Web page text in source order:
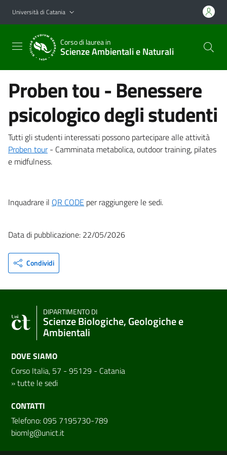
Vai al contenuto principale
Vai al menu di navigazione
Università di Catania
Corso di laurea in
Scienze Ambientali e Naturali
Proben tou - Benessere
psicologico degli studenti
Tutti gli studenti interessati possono partecipare alle attività
Proben tour- Camminata metabolica, outdoor training, pilates
e midfulness.
Inquadrare il QR CODE per raggiungere le sedi.
Data di pubblicazione: 22/05/2026
Condividi
DIPARTIMENTO DI
Scienze Biologiche, Geologiche e
Ambientali
DOVE SIAMO
Corso Italia, 57 - 95129 - Catania
»tutte le sedi
CONTATTI
Telefono: 095 7195730-789
biomlg@unict.it